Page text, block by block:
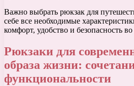
Важно выбрать рюкзак для
себе все необходимые
комфорт, удобство и безопасность
Рюкзаки для
образа жизни:
функциональности